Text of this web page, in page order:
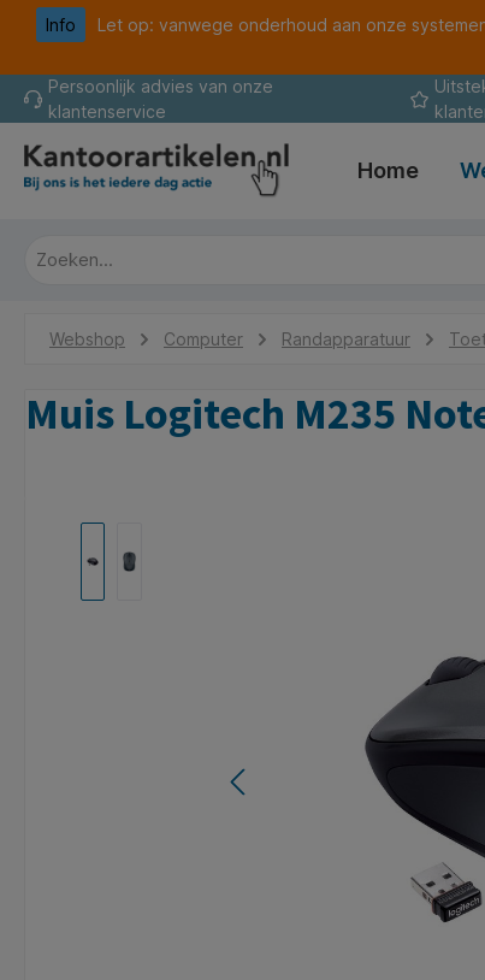
Ga naar de hoofdnavigatie
Info
Let op: vanwege onderhoud aan onze
Persoonlijk advies van onze
klantenservice
Home
Webshop Computer Randapparatuur
Muis Logitech M235